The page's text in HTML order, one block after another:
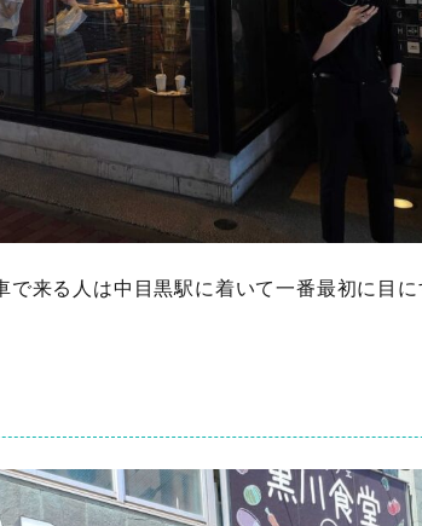
来る人は中目黒駅に着いて一番最初に目に